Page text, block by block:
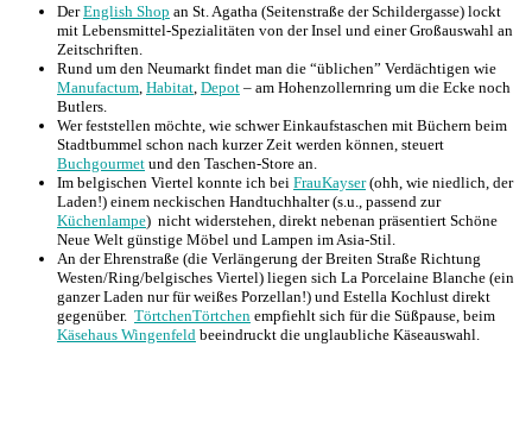
DerEnglish Shop an St. Agatha (Seitenstraße der Schildergasse) lockt
mit Lebensmittel-Spezialitäten von der Insel und einer Großauswahl an
Zeitschriften.
Rund um den Neumarkt findet man die “üblichen” Verdächtigen wie
Manufactum Habitat Depot – am Hohenzollernring um die Ecke noch
Butlers.
Wer feststellen möchte, wie schwer Einkaufstaschen mit Büchern beim
Stadtbummel schon nach kurzer Zeit werden können, steuert
Buchgourmet und den Taschen-Store an.
Im belgischen Viertel konnte ich bei FrauKayser(ohh, wie niedlich, der
Laden!) einem neckischen Handtuchhalter (s.u., passend zur
Küchenlampe) nicht widerstehen, direkt nebenan präsentiert Schöne
Neue Welt günstige Möbel und Lampen im Asia-Stil.
An der Ehrenstraße (die Verlängerung der Breiten Straße Richtung
Westen/Ring/belgisches Viertel) liegen sich La Porcelaine Blanche (ein
ganzer Laden nur für weißes Porzellan!) und Estella Kochlust direkt
gegenüber. TörtchenTörtchen empfiehlt sich für die Süßpause, beim
Käsehaus Wingenfeld beeindruckt die unglaubliche Käseauswahl.